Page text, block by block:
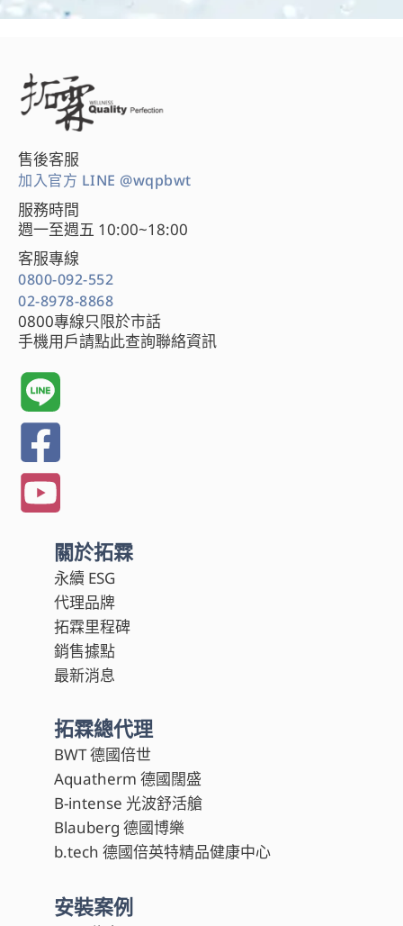
售後客服
加入官方 LINE @wqpbwt
服務時間
週一至週五 10:00~18:00
客服專線
0800-092-552
02-8978-8868
0800專線只限於市話
手機用戶請點此查詢聯絡資訊
關於拓霖
永續 ESG
代理品牌
拓霖里程碑
銷售據點
最新消息
拓霖總代理
BWT 德國倍世
Aquatherm 德國闊盛
B-intense 光波舒活艙
Blauberg 德國博樂
b.tech 德國倍英特精品健康中心
安裝案例